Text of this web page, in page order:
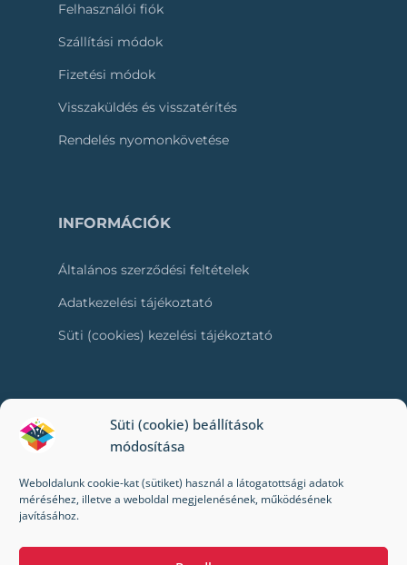
Süti (cookie) beállítások
módosítása
Weboldalunk cookie-kat (sütiket) használ a látogatottsági adatok
méréséhez, illetve a weboldal megjelenésének, működésének
javításához.
Felhasználói fiók
Szállítási módok
Fizetési módok
Visszaküldés és visszatérítés
Rendelés nyomonkövetése
INFORMÁCIÓK
Általános szerződési feltételek
Adatkezelési tájékoztató
Süti (cookies) kezelési tájékoztató
RÓLUNK
Kik vagyunk mi?